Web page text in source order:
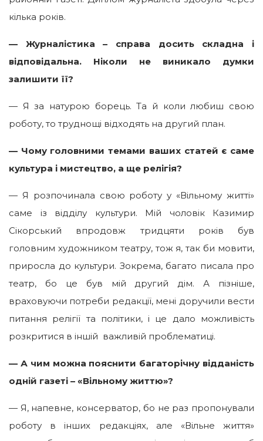
кілька років.
— Журналістика – справа досить складна і
відповідальна. Ніколи не виникало думки
залишити її?
— Я за натурою борець. Та й коли любиш свою
роботу, то труднощі відходять на другий план.
— Чому головними темами ваших статей є саме
культура і мистецтво, а ще релігія?
— Я розпочинала свою роботу у «Вільному житті»
саме із відділу культури. Мій чоловік Казимир
Сікорський впродовж тридцяти років був
головним художником театру, тож я, так би мовити,
приросла до культури. Зокрема, багато писала про
театр, бо це був мій другий дім. А пізніше,
враховуючи потреби редакції, мені доручили вести
питання релігії та політики, і це дало можливість
розкритися в іншій важливій проблематиці.
— А чим можна пояснити багаторічну відданість
одній газеті – «Вільному життю»?
— Я, напевне, консерватор, бо не раз пропонували
роботу в інших редакціях, але «Вільне життя»